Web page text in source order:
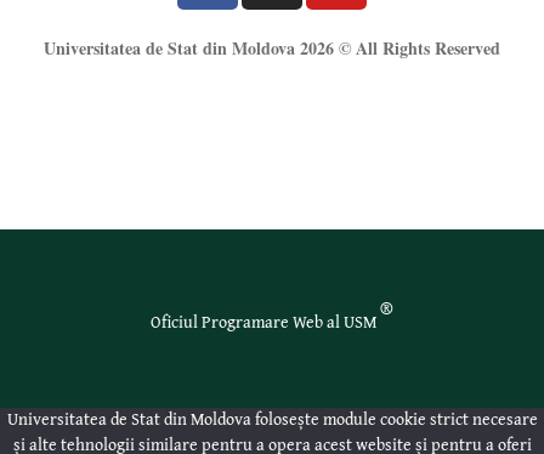
Universitatea de Stat din Moldova 2026 © All Rights Reserved
Oficiul Programare Web al USM®
Universitatea de Stat din Moldova folosește module cookie strict necesare
și alte tehnologii similare pentru a opera acest website și pentru a oferi